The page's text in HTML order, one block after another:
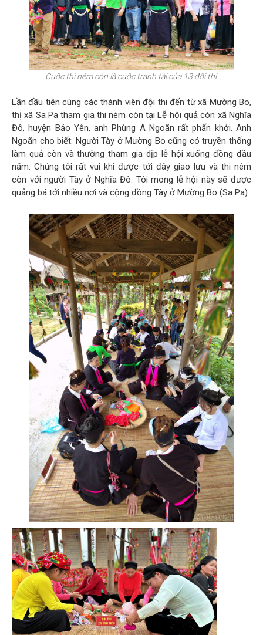
Cuộc thi ném còn là cuộc tranh tài của 13 đội thi.
Lần đầu tiên cùng các thành viên đội thi đến từ xã Mường Bo,
thị xã Sa Pa tham gia thi ném còn tại Lễ hội quả còn xã Nghĩa
Đô, huyện Bảo Yên, anh Phùng A Ngoãn rất phấn khởi. Anh
Ngoãn cho biết: Người Tày ở Mường Bo cũng có truyền thống
làm quả còn và thường tham gia dịp lễ hội xuống đồng đầu
năm. Chúng tôi rất vui khi được tới đây giao lưu và thi ném
còn với người Tày ở Nghĩa Đô. Tôi mong lễ hội này sẽ được
quảng bá tới nhiều nơi và cộng đồng Tày ở Mường Bo (Sa Pa).